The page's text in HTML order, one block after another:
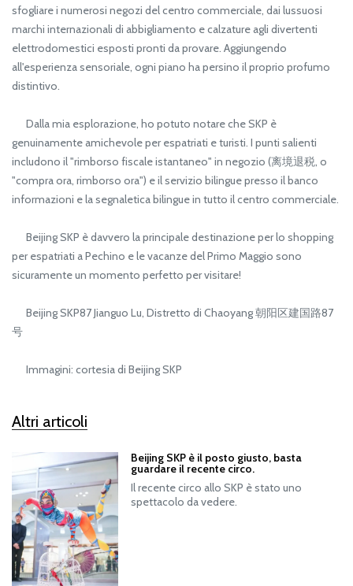
sfogliare i numerosi negozi del centro commerciale, dai lussuosi
marchi internazionali di abbigliamento e calzature agli divertenti
elettrodomestici esposti pronti da provare. Aggiungendo
all'esperienza sensoriale, ogni piano ha persino il proprio profumo
distintivo.
Dalla mia esplorazione, ho potuto notare che SKP è
genuinamente amichevole per espatriati e turisti. I punti salienti
includono il "rimborso fiscale istantaneo" in negozio (离境退税, o
"compra ora, rimborso ora") e il servizio bilingue presso il banco
informazioni e la segnaletica bilingue in tutto il centro commerciale.
Beijing SKP è davvero la principale destinazione per lo shopping
per espatriati a Pechino e le vacanze del Primo Maggio sono
sicuramente un momento perfetto per visitare!
Beijing SKP87 Jianguo Lu, Distretto di Chaoyang 朝阳区建国路87
号
Immagini: cortesia di Beijing SKP
Altri articoli
Beijing SKP è il posto giusto, basta
guardare il recente circo.
Il recente circo allo SKP è stato uno
spettacolo da vedere.